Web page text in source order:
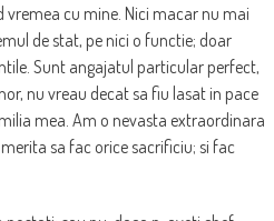
vremea cu mine. Nici macar nu mai
de stat, pe nici o functie; doar
Sunt angajatul particular perfect,
nu vreau decat sa fiu lasat in pace
mea. Am o nevasta extraordinara
sa fac orice sacrificiu; si fac